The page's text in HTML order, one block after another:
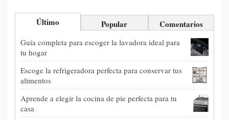
Último Popular Comentarios
Guía completa para escoger la lavadora ideal para
tu hogar
Escoge la refrigeradora perfecta para conservar tus
alimentos
Aprende a elegir la cocina de pie perfecta para tu
casa